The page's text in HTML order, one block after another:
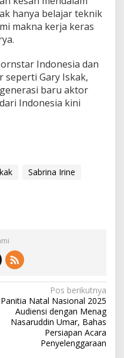
hanya belajar teknik
makna kerja keras
Indonesia dan
seperti Gary Iskak,
baru aktor
Indonesia kini
Sabrina Irine
Pos berikutnya
Panitia Natal Nasional 2025
Audiensi dengan Menag
Nasaruddin Umar, Bahas
Persiapan Acara
Penyelenggaraan